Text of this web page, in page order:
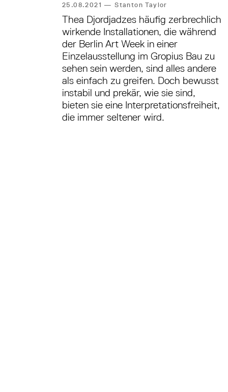
25.08.2021—Stanton Taylor
Thea Djordjadzes häufig zerbrechlich
wirkende Installationen, die während
der Berlin Art Week in einer
Einzelausstellung im Gropius Bau zu
sehen sein werden, sind alles andere
als einfach zu greifen. Doch bewusst
instabil und prekär, wie sie sind,
bieten sie eine Interpretationsfreiheit,
die immer seltener wird.